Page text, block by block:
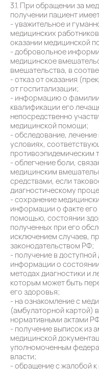
3.1. При обращении за
получении пациент
- уважительное и
медицинских
оказании медицинской
- добровольное
медицинское
вмешательства, в
- отказ от оказания
от госпитализации;
- информацию о
квалификации его
непосредственно
медицинской помощи;
- обследование,
условиях,
противоэпидемическим
- облегчение боли,
медицинским
средствами, если
диагностическому
- сохранение
информации о факте
помощью, состоянии
полученных при его
исключением случаев,
законодательством РФ;
- получение в
информации о
методах диагностики и
которым может быть
его здоровья;
- на ознакомление с
(амбулаторной картой)
нормативными актами
- получение выписок из
медицинской
уполномоченным
власти;
- обращение с жалобой к